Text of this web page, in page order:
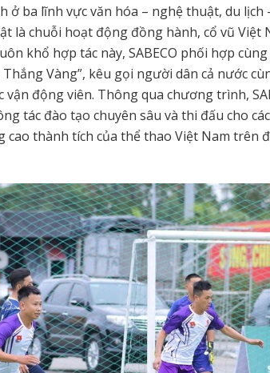
ở ba lĩnh vực văn hóa – nghệ thuật, du lịch
là chuỗi hoạt động đồng hành, cổ vũ Việt
khổ hợp tác này, SABECO phối hợp
Vàng”, kêu gọi người dân cả nước
vận động viên. Thông qua chương trình,
tác đào tạo chuyên sâu và thi đấu cho
cao thành tích của thể thao Việt Nam trên